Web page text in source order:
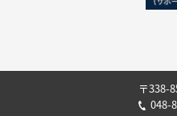
〒338-
048-